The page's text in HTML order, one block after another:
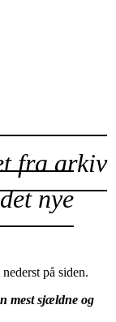
fra arkiv
nye
på siden.
mest sjældne og